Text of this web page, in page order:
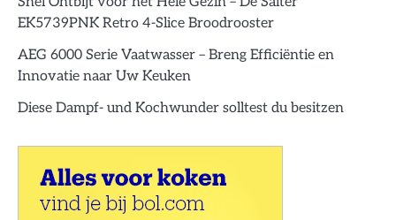
EK5739PNK Retro 4-Slice Broodrooster
AEG 6000 Serie Vaatwasser – Breng Efficiëntie en
Innovatie naar Uw Keuken
Diese Dampf- und Kochwunder solltest du besitzen